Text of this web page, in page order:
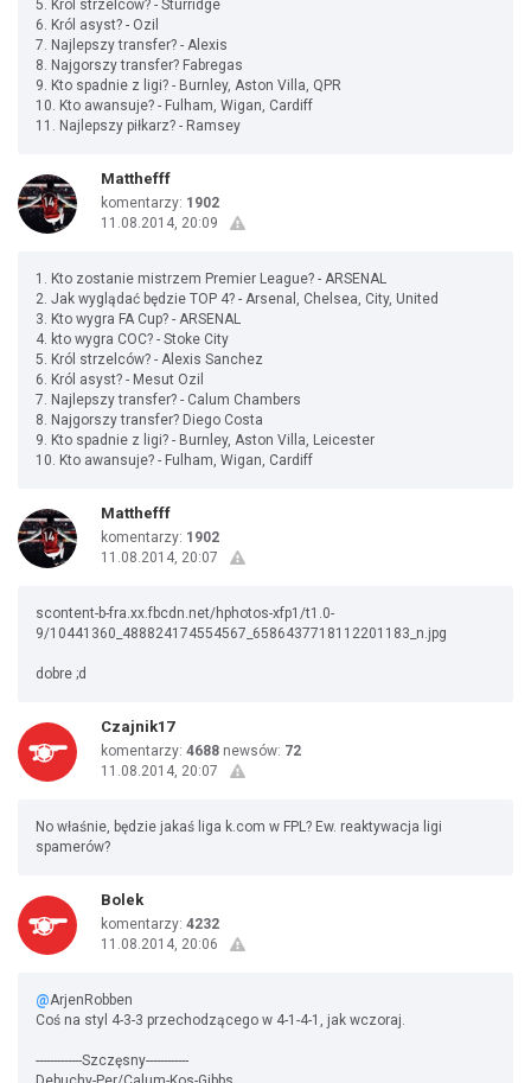
5. Król strzelców? - Sturridge
6. Król asyst? - Ozil
7. Najlepszy transfer? - Alexis
8. Najgorszy transfer? Fabregas
9. Kto spadnie z ligi? - Burnley, Aston Villa, QPR
10. Kto awansuje? - Fulham, Wigan, Cardiff
11. Najlepszy piłkarz? - Ramsey
Matthefff
komentarzy: 1902
11.08.2014, 20:09
1. Kto zostanie mistrzem Premier League? - ARSENAL
2. Jak wyglądać będzie TOP 4? - Arsenal, Chelsea, City, United
3. Kto wygra FA Cup? - ARSENAL
4. kto wygra COC? - Stoke City
5. Król strzelców? - Alexis Sanchez
6. Król asyst? - Mesut Ozil
7. Najlepszy transfer? - Calum Chambers
8. Najgorszy transfer? Diego Costa
9. Kto spadnie z ligi? - Burnley, Aston Villa, Leicester
10. Kto awansuje? - Fulham, Wigan, Cardiff
Matthefff
komentarzy: 1902
11.08.2014, 20:07
scontent-b-fra.xx.fbcdn.net/hphotos-xfp1/t1.0-
9/10441360_488824174554567_6586437718112201183_n.jpg
dobre ;d
Czajnik17
komentarzy: 4688 newsów: 72
11.08.2014, 20:07
No właśnie, będzie jakaś liga k.com w FPL? Ew. reaktywacja ligi
spamerów?
Bolek
komentarzy: 4232
11.08.2014, 20:06
@ArjenRobben
Coś na styl 4-3-3 przechodzącego w 4-1-4-1, jak wczoraj.
-------------Szczęsny------------